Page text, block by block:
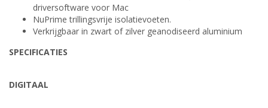
driversoftware voor Mac
NuPrime trillingsvrije isolatievoeten.
Verkrijgbaar in zwart of zilver geanodiseerd aluminium
SPECIFICATIES
DIGITAAL